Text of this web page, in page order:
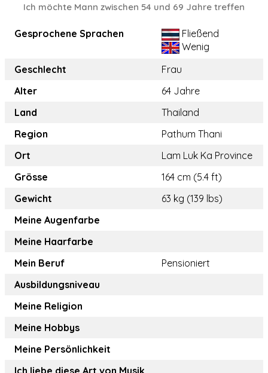
Ich möchte Mann zwischen 54 und 69 Jahre treffen
Gesprochene Sprachen
Fließend
Wenig
Geschlecht
Frau
Alter
64 Jahre
Land
Thailand
Region
Pathum Thani
Ort
Lam Luk Ka Province
Grösse
164 cm (5.4 ft)
Gewicht
63 kg (139 lbs)
Meine Augenfarbe
Meine Haarfarbe
Mein Beruf
Pensioniert
Ausbildungsniveau
Meine Religion
Meine Hobbys
Meine Persönlichkeit